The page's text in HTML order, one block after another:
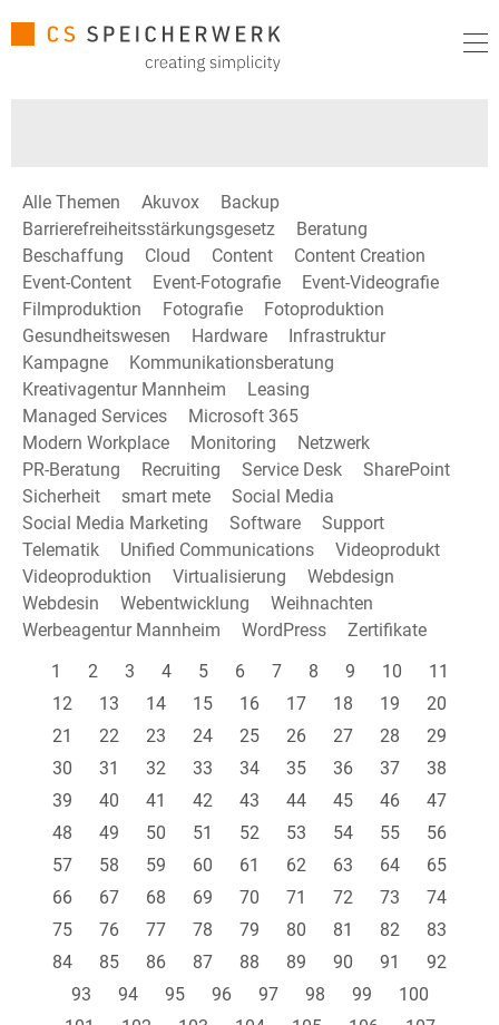
Alle Themen Akuvox
Backup
Barrierefreiheitsstärkungsgesetz
Beratung
Beschaffung
Cloud Content
Content Creation
Event-Content
Event-Fotografie
Event-Videografie
Filmproduktion
Fotografie
Fotoproduktion
Gesundheitswesen
Hardware
Infrastruktur
Kampagne
Kommunikationsberatung
Kreativagentur Mannheim
Leasing
Managed Services
Microsoft 365
Modern Workplace
Monitoring
Netzwerk
PR-Beratung
Recruiting Service Desk
SharePoint
Sicherheit
smart mete
Social Media
Social Media Marketing
Software
Support
Telematik
Unified Communications
Videoprodukt
Videoproduktion
Virtualisierung
Webdesign
Webdesin
Webentwicklung
Weihnachten
Werbeagentur Mannheim
WordPress
Zertifikate
1
2 3 4 5 6 7 8 9 10
11
12
13 14 15 16 17 18 19
20
21
22 23 24 25 26 27 28
29
30
31 32 33 34 35 36 37
38
39
40 41 42 43 44 45 46
47
48
49 50 51 52 53 54 55
56
57
58 59 60 61 62 63 64
65
66
67 68 69 70 71 72 73
74
75
76 77 78 79 80 81 82
83
84
85 86 87 88 89 90 91
92
93
94 95 96 97 98 99
100